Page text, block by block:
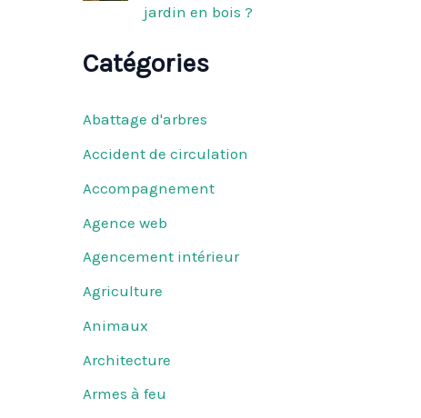
jardin en bois ?
Catégories
Abattage d'arbres
Accident de circulation
Accompagnement
Agence web
Agencement intérieur
Agriculture
Animaux
Architecture
Armes à feu